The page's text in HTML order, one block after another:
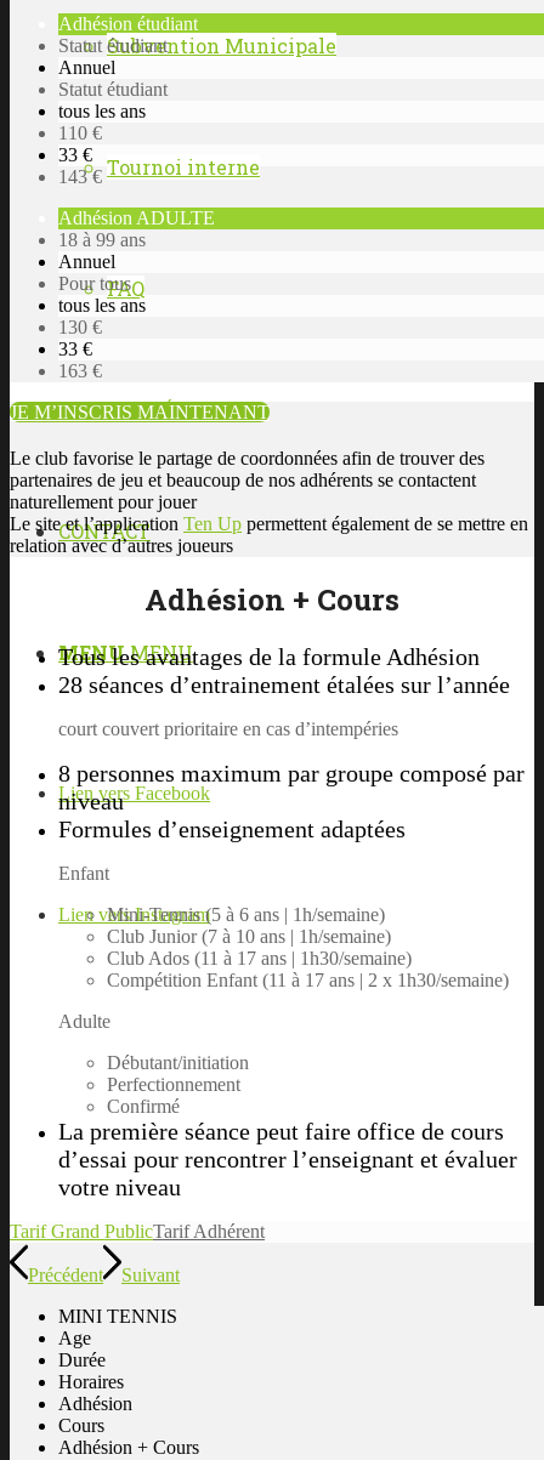
Subvention Municipale
Tournoi interne
FAQ
ACTUALITÉS
CONTACT
MENUMENU
Lien vers Facebook
Lien vers Instagram
Adhésion étudiant
Statut étudiant
Annuel
Statut étudiant
tous les ans
110 €
33 €
143 €
Adhésion ADULTE
18 à 99 ans
Annuel
Pour tous
tous les ans
130 €
33 €
163 €
JE M’INSCRIS MAINTENANT
Le club favorise le partage de coordonnées afin de trouver des
partenaires de jeu et beaucoup de nos adhérents se contactent
naturellement pour jouer
Le site et l’application Ten Up permettent également de se mettre en
relation avec d’autres joueurs
Adhésion + Cours
Tous les avantages de la formule Adhésion
28 séances d’entrainement étalées sur l’année
court couvert prioritaire en cas d’intempéries
8 personnes maximum par groupe composé par
niveau
Formules d’enseignement adaptées
Enfant
Mini-Tennis (5 à 6 ans | 1h/semaine)
Club Junior (7 à 10 ans | 1h/semaine)
Club Ados (11 à 17 ans | 1h30/semaine)
Compétition Enfant (11 à 17 ans | 2 x 1h30/semaine)
Adulte
Débutant/initiation
Perfectionnement
Confirmé
La première séance peut faire office de cours
d’essai pour rencontrer l’enseignant et évaluer
votre niveau
Tarif Grand PublicTarif Adhérent
Précédent
Suivant
MINI TENNIS
Age
Durée
Horaires
Adhésion
Cours
Adhésion + Cours